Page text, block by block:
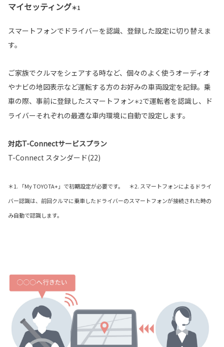
マイセッティング＊1
スマートフォンでドライバーを認識、登録した設定に切り替えま
す。
ご家族でクルマをシェアする時など、個々のよく使うオーディオ
やナビの地図表示など運転する方のお好みの車両設定を記録。乗
車の際、事前に登録したスマートフォン＊2で運転者を認識し、ド
ライバーそれぞれの最適な車内環境に自動で設定します。
対応T-Connectサービスプラン
T-Connect スタンダード(22)
＊1. 「My TOYOTA+」で初期設定が必要です。 ＊2. スマートフォンによるドライ
バー認識は、前回クルマに乗車したドライバーのスマートフォンが接続された時の
み自動で認識します。